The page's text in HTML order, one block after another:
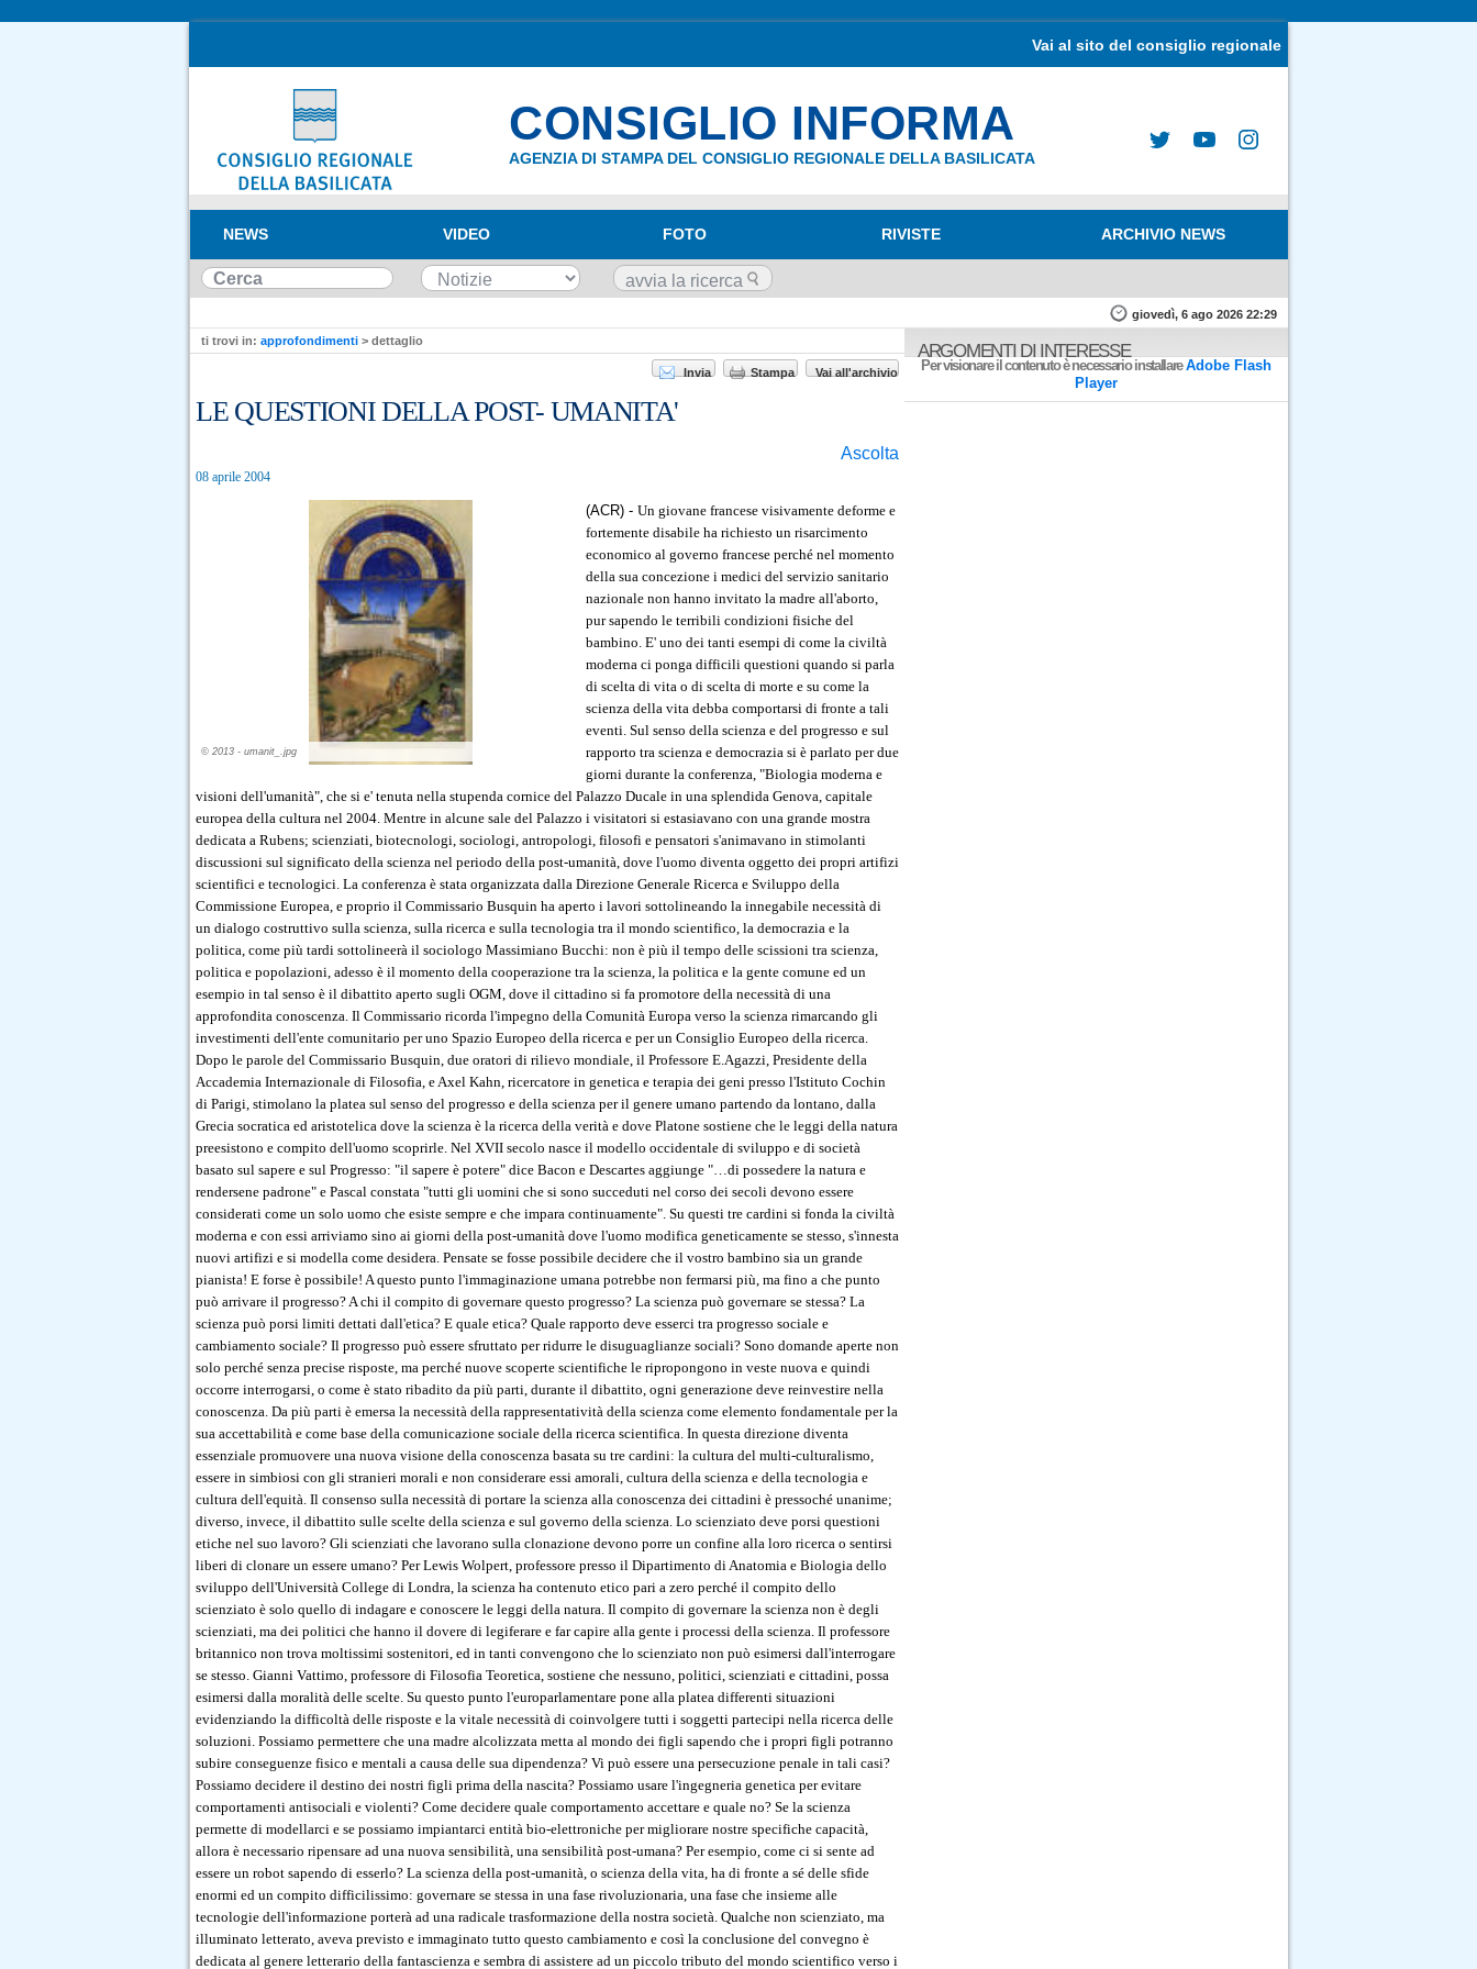
Vai al sito del consiglio regionale
CONSIGLIO INFORMA
AGENZIA DI STAMPA DEL CONSIGLIO REGIONALE DELLA BASILICATA
NEWS VIDEO FOTO RIVISTE ARCHIVIO NEWS
giovedì, 6 ago 2026 22:29
ti trovi in: approfondimenti > dettaglio
Vai all'archivio
Stampa
Invia
LE QUESTIONI DELLA POST- UMANITA'
Ascolta
08 aprile 2004
© 2013 - umanit_.jpg
(ACR) - Un giovane francese visivamente deforme e
fortemente disabile ha richiesto un risarcimento
economico al governo francese perché nel momento
della sua concezione i medici del servizio sanitario
nazionale non hanno invitato la madre all'aborto,
pur sapendo le terribili condizioni fisiche del
bambino. E' uno dei tanti esempi di come la civiltà
moderna ci ponga difficili questioni quando si parla
di scelta di vita o di scelta di morte e su come la
scienza della vita debba comportarsi di fronte a tali
eventi. Sul senso della scienza e del progresso e sul
rapporto tra scienza e democrazia si è parlato per due
giorni durante la conferenza, "Biologia moderna e
visioni dell'umanità", che si e' tenuta nella stupenda cornice del Palazzo Ducale in una splendida Genova, capitale
europea della cultura nel 2004. Mentre in alcune sale del Palazzo i visitatori si estasiavano con una grande mostra
dedicata a Rubens; scienziati, biotecnologi, sociologi, antropologi, filosofi e pensatori s'animavano in stimolanti
discussioni sul significato della scienza nel periodo della post-umanità, dove l'uomo diventa oggetto dei propri artifizi
scientifici e tecnologici. La conferenza è stata organizzata dalla Direzione Generale Ricerca e Sviluppo della
Commissione Europea, e proprio il Commissario Busquin ha aperto i lavori sottolineando la innegabile necessità di
un dialogo costruttivo sulla scienza, sulla ricerca e sulla tecnologia tra il mondo scientifico, la democrazia e la
politica, come più tardi sottolineerà il sociologo Massimiano Bucchi: non è più il tempo delle scissioni tra scienza,
politica e popolazioni, adesso è il momento della cooperazione tra la scienza, la politica e la gente comune ed un
esempio in tal senso è il dibattito aperto sugli OGM, dove il cittadino si fa promotore della necessità di una
approfondita conoscenza. Il Commissario ricorda l'impegno della Comunità Europa verso la scienza rimarcando gli
investimenti dell'ente comunitario per uno Spazio Europeo della ricerca e per un Consiglio Europeo della ricerca.
Dopo le parole del Commissario Busquin, due oratori di rilievo mondiale, il Professore E.Agazzi, Presidente della
Accademia Internazionale di Filosofia, e Axel Kahn, ricercatore in genetica e terapia dei geni presso l'Istituto Cochin
di Parigi, stimolano la platea sul senso del progresso e della scienza per il genere umano partendo da lontano, dalla
Grecia socratica ed aristotelica dove la scienza è la ricerca della verità e dove Platone sostiene che le leggi della natura
preesistono e compito dell'uomo scoprirle. Nel XVII secolo nasce il modello occidentale di sviluppo e di società
basato sul sapere e sul Progresso: "il sapere è potere" dice Bacon e Descartes aggiunge "…di possedere la natura e
rendersene padrone" e Pascal constata "tutti gli uomini che si sono succeduti nel corso dei secoli devono essere
considerati come un solo uomo che esiste sempre e che impara continuamente". Su questi tre cardini si fonda la civiltà
moderna e con essi arriviamo sino ai giorni della post-umanità dove l'uomo modifica geneticamente se stesso, s'innesta
nuovi artifizi e si modella come desidera. Pensate se fosse possibile decidere che il vostro bambino sia un grande
pianista! E forse è possibile! A questo punto l'immaginazione umana potrebbe non fermarsi più, ma fino a che punto
può arrivare il progresso? A chi il compito di governare questo progresso? La scienza può governare se stessa? La
scienza può porsi limiti dettati dall'etica? E quale etica? Quale rapporto deve esserci tra progresso sociale e
cambiamento sociale? Il progresso può essere sfruttato per ridurre le disuguaglianze sociali? Sono domande aperte non
solo perché senza precise risposte, ma perché nuove scoperte scientifiche le ripropongono in veste nuova e quindi
occorre interrogarsi, o come è stato ribadito da più parti, durante il dibattito, ogni generazione deve reinvestire nella
conoscenza. Da più parti è emersa la necessità della rappresentatività della scienza come elemento fondamentale per la
sua accettabilità e come base della comunicazione sociale della ricerca scientifica. In questa direzione diventa
essenziale promuovere una nuova visione della conoscenza basata su tre cardini: la cultura del multi-culturalismo,
essere in simbiosi con gli stranieri morali e non considerare essi amorali, cultura della scienza e della tecnologia e
cultura dell'equità. Il consenso sulla necessità di portare la scienza alla conoscenza dei cittadini è pressoché unanime;
diverso, invece, il dibattito sulle scelte della scienza e sul governo della scienza. Lo scienziato deve porsi questioni
etiche nel suo lavoro? Gli scienziati che lavorano sulla clonazione devono porre un confine alla loro ricerca o sentirsi
liberi di clonare un essere umano? Per Lewis Wolpert, professore presso il Dipartimento di Anatomia e Biologia dello
sviluppo dell'Università College di Londra, la scienza ha contenuto etico pari a zero perché il compito dello
scienziato è solo quello di indagare e conoscere le leggi della natura. Il compito di governare la scienza non è degli
scienziati, ma dei politici che hanno il dovere di legiferare e far capire alla gente i processi della scienza. Il professore
britannico non trova moltissimi sostenitori, ed in tanti convengono che lo scienziato non può esimersi dall'interrogare
se stesso. Gianni Vattimo, professore di Filosofia Teoretica, sostiene che nessuno, politici, scienziati e cittadini, possa
esimersi dalla moralità delle scelte. Su questo punto l'europarlamentare pone alla platea differenti situazioni
evidenziando la difficoltà delle risposte e la vitale necessità di coinvolgere tutti i soggetti partecipi nella ricerca delle
soluzioni. Possiamo permettere che una madre alcolizzata metta al mondo dei figli sapendo che i propri figli potranno
subire conseguenze fisico e mentali a causa delle sua dipendenza? Vi può essere una persecuzione penale in tali casi?
Possiamo decidere il destino dei nostri figli prima della nascita? Possiamo usare l'ingegneria genetica per evitare
comportamenti antisociali e violenti? Come decidere quale comportamento accettare e quale no? Se la scienza
permette di modellarci e se possiamo impiantarci entità bio-elettroniche per migliorare nostre specifiche capacità,
allora è necessario ripensare ad una nuova sensibilità, una sensibilità post-umana? Per esempio, come ci si sente ad
essere un robot sapendo di esserlo? La scienza della post-umanità, o scienza della vita, ha di fronte a sé delle sfide
enormi ed un compito difficilissimo: governare se stessa in una fase rivoluzionaria, una fase che insieme alle
tecnologie dell'informazione porterà ad una radicale trasformazione della nostra società. Qualche non scienziato, ma
illuminato letterato, aveva previsto e immaginato tutto questo cambiamento e così la conclusione del convegno è
dedicata al genere letterario della fantascienza e sembra di assistere ad un piccolo tributo del mondo scientifico verso i
ARGOMENTI DI INTERESSE
Per visionare il contenuto è necessario installareAdobe Flash
Player